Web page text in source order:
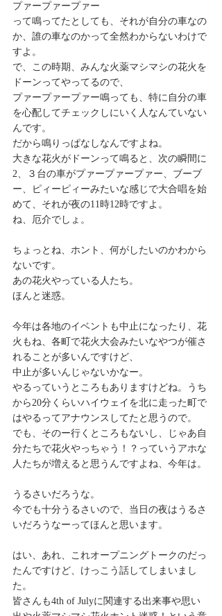
プァープァープァー
って鳴ってたとしても、それが自分の車なの
か、誰の車なのかって全然わからないわけで
すよ。
で、この時期、みんな火薬マシマシの花火を
ドーンってやってるので、
プァープァープァー鳴っても、特に自分の車
を心配してチェックしにいく人なんていない
んです。
だから鳴りっぱなしなんですよね。
大きな花火がドーンって鳴ると、次の瞬間に
2、３台の車がプァープァープァー、ブーブ
ー、ピィーピィーみたいな感じで大合唱を始
めて、それが夜の11時12時ですよ。
ね、厄介でしょ。
ちょっとね、ホント、何がしたいのかわから
ないです。
あの花火やっている人たち。
ほんと迷惑。
今年は各地のイベントも中止になったり、花
火もね、各町で花火大会みたいなやつが催さ
れることが多いんですけど、
中止が多いんじゃないかなー。
やるっていうところもありますけどね。うち
から20分くらいハイウェイを北に走った町で
はやるってアナウンスしてたと思うので。
でも、そのー行くところもないし、じゃあ自
分たちで花火やっちゃう！？っていうアホな
人たちが増えると思うんですよね、今年は。
うるさいだろうな。
今でも十分うるさいので、当日の夜はうるさ
いだろうなーってほんと思います。
はい、あれ、これオープニングトークのだっ
たんですけど、けっこう話してしまいまし
た。
皆さんも4th of Julyに関連する出来事や思い